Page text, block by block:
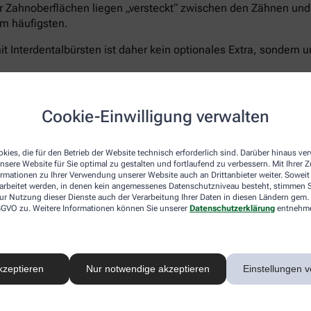
Cookie-Einwilligung verwalten
die für den Betrieb der Website technisch erforderlich sind. Darüber hinaus
Website für Sie optimal zu gestalten und fortlaufend zu verbessern. Mit Ihrer
zu Ihrer Verwendung unserer Website auch an Drittanbieter weiter. Soweit
werden, in denen kein angemessenes Datenschutzniveau besteht, stimmen
Nutzung dieser Dienste auch der Verarbeitung Ihrer Daten in diesen Ländern
zu. Weitere Informationen können Sie unserer Datenschutzerklärung
Nur notwendige akzeptieren Einstellungen
liegen „versteckt“ zwischen den Zähnen
häufigsten.
Interdentalbürsten ist daher kein optionales Extra, sondern
5.460 Filamenten für eine schonend-gründliche
Zahnpasta Enzycal 1450, die die natürliche
Außerdem dasCPS prime Starter Set– ein
Größen für eine vollständige und umfassende
Sanft zu Zähnen und Zahnfleisch – unerbittlich
der
schonen aber Zahnfleisch und- schmelz. Der
ermöglicht ein präzises, wirkungsvolles